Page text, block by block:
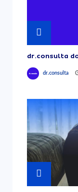
dr.consulta
dr.consulta